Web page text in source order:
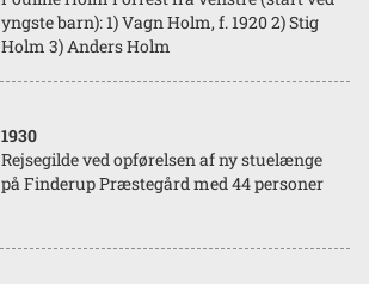
yngste barn): 1) Vagn Holm, f. 1920 2) Stig
Holm 3) Anders Holm
1930
Rejsegilde ved opførelsen af ny stuelænge
på Finderup Præstegård med 44 personer